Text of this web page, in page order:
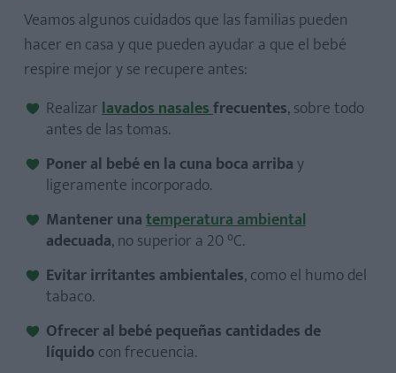
Veamos algunos cuidados que las familias pueden
hacer en casa y que pueden ayudar a que el bebé
respire mejor y se recupere antes:
Realizarlavados nasalesfrecuentes, sobre todo
antes de las tomas.
Poner al bebé en la cuna boca arribay
ligeramente incorporado.
Mantener unatemperatura ambiental
adecuada, no superior a 20 °C.
Evitar irritantes ambientales, como el humo del
tabaco.
Ofrecer al bebépequeñas cantidades de
líquido con frecuencia.